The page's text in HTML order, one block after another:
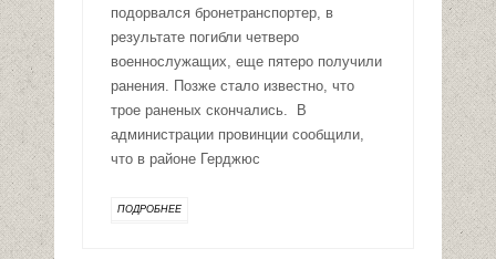
подорвался бронетранспортер, в
результате погибли четверо
военнослужащих, еще пятеро получили
ранения. Позже стало известно, что
трое раненых скончались. В
администрации провинции сообщили,
что в районе Герджюс
ПОДРОБНЕЕ